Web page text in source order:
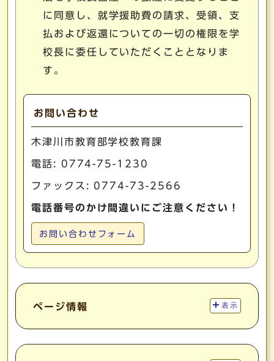
に同意し、就学援助費の請求、受領、支
払および返還についての一切の権限を学
校長に委任していただくこととなりま
す。
お問い合わせ
木津川市教育部学校教育課
電話: 0774-75-1230
ファックス: 0774-73-2566
電話番号のかけ間違いにご注意ください！
お問い合わせフォーム
ページ情報 表示